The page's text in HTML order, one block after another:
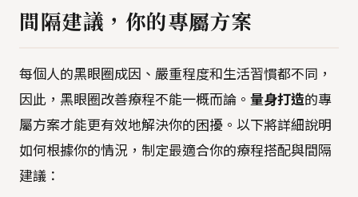
間隔建議，你的專屬方案
每個人的黑眼圈成因、嚴重程度和生活習慣都不同，
因此，黑眼圈改善療程不能一概而論。 量身打造的專
屬方案才能更有效地解決你的困擾。以下將詳細說明
如何根據你的情況，制定最適合你的療程搭配與間隔
建議：